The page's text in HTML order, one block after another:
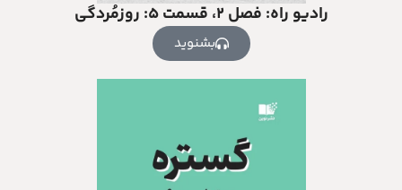
رادیو راه: فصل ۲، قسمت ۵: روزمُردگی
بشنوید